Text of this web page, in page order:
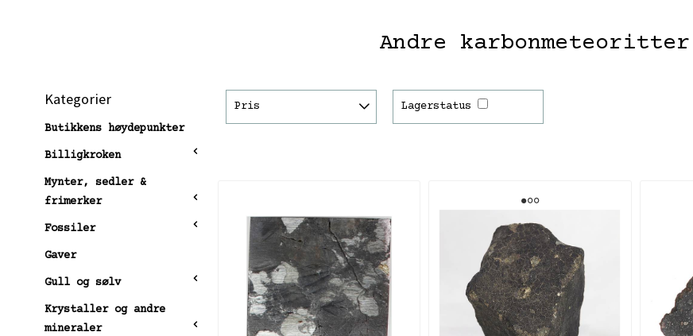
Andre karbonmeteoritter
Kategorier
Butikkens høydepunkter
Billigkroken
Mynter, sedler &
frimerker
Fossiler
Gaver
Gull og sølv
Krystaller og andre
mineraler
Pris Lagerstatus